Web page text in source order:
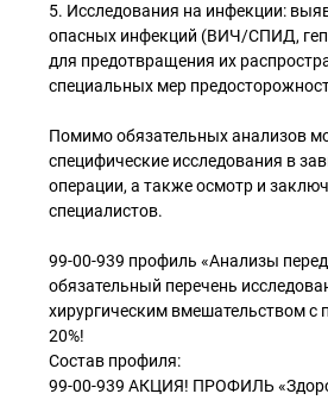
5. Исследования на инфекции:
опасных инфекций (ВИЧ/СПИД,
для предотвращения их
специальных мер
Помимо обязательных анализов
специфические исследования в
операции, а также осмотр и
специалистов.
99-00-939 профиль «Анализы
обязательный перечень
хирургическим вмешательством
20%!
Состав профиля:
99-00-939 АКЦИЯ! ПРОФИЛЬ